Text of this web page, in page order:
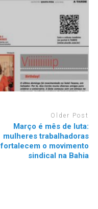
Older Post
Março é mês de luta:
mulheres trabalhadoras
fortalecem o movimento
sindical na Bahia